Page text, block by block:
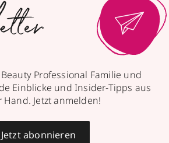
Professional Familie und
Einblicke und Insider-Tipps aus
Hand. Jetzt anmelden!
Jetzt abonnieren